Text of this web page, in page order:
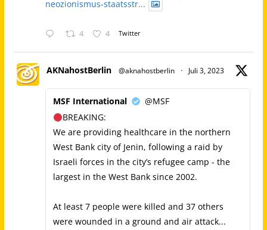
neozionismus-staatsstr...
4 4 Twitter
AKNahostBerlin @aknahostberlin · Juli 3, 2023
MSF International
@MSF
BREAKING:
We are providing healthcare in the northern
West Bank city of Jenin, following a raid by
Israeli forces in the city’s refugee camp - the
largest in the West Bank since 2002.
At least 7 people were killed and 37 others
were wounded in a ground and air attack...